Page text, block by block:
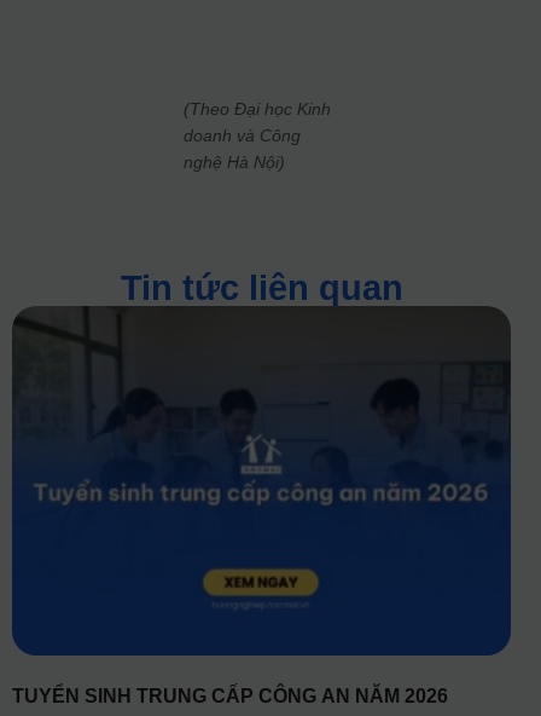
(Theo Đại học Kinh
doanh và Công
nghệ Hà Nội)
Tin tức liên quan
TUYỂN SINH TRUNG CẤP CÔNG AN NĂM 2026